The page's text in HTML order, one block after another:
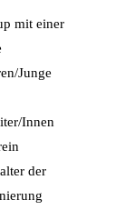
mit einer
Junge
Innen
der